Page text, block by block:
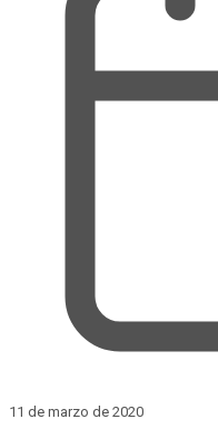
11 de marzo de 2020